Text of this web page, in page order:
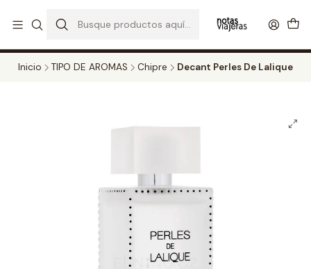
TODOS LOS DECANTS
Inicio TIPO DE AROMAS Chipre Decant Perles De Lalique